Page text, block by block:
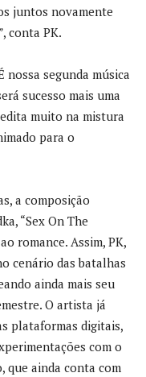
juntos novamente
conta PK.
nossa segunda música
sucesso mais uma
muito na mistura
para o
a composição
“Sex On The
romance. Assim, PK,
cenário das batalhas
ainda mais seu
O artista já
plataformas digitais,
com o
que ainda conta com